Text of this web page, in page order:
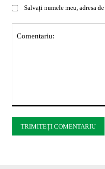
Salvați numele meu, adresa